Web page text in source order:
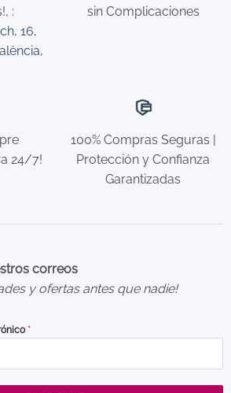
:
16,
sin Complicaciones
24/7!
100% Compras Seguras |
Protección y Confianza
Garantizadas
correos
y ofertas antes que nadie!
*